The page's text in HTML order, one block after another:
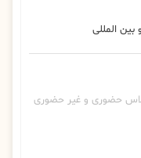
المللی
حضوری و غیر حضوری